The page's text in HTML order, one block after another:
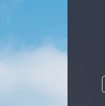
Teknoloji